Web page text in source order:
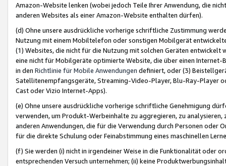
Amazon-Website lenken (wobei jedoch Teile Ihrer Anwendung, die
anderen Websites als einer Amazon-Website enthalten dürfen).
(d) Ohne unsere ausdrückliche vorherige schriftliche Zustimmung
Nutzung mit einem Mobiltelefon oder sonstigen Mobilgerät
(1) Websites, die nicht für die Nutzung mit solchen Geräten
eine nicht für Mobilgeräte optimierte Website, die über einen
in den Richtlinie für Mobile Anwendungen definiert, oder (3)
Satellitenempfangsgeräte, Streaming-Video-Player, Blu-Ray-Player
Cast oder Vizio Internet-Apps).
(e) Ohne unsere ausdrückliche vorherige schriftliche Genehmigung
verwenden, um Produkt-Werbeinhalte zu aggregieren, zu
anderen Anwendungen, die für die Verwendung durch Personen
für die direkte Schulung oder Feinabstimmung eines maschinellen
(f) Sie werden (i) nicht in irgendeiner Weise in die Funktionalität oder
entsprechenden Versuch unternehmen; (ii) keine